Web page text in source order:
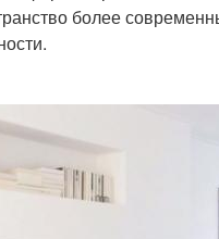
более